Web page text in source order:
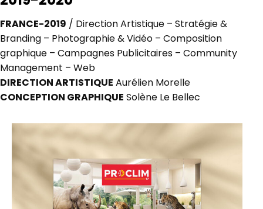
FRANCE-2019 / Direction Artistique – Stratégie &
Branding – Photographie & Vidéo – Composition
graphique – Campagnes Publicitaires – Community
Management – Web
DIRECTION ARTISTIQUE Aurélien Morelle
CONCEPTION GRAPHIQUE Solène Le Bellec